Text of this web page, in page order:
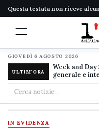
Questa testata non riceve
GIOVEDÌ 6 AGOSTO 2026
ULTIM'ORA
Week and
generale e
Cerca
nel
sito
IN EVIDENZA